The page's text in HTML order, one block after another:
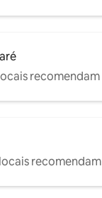
recomendam
recomendam